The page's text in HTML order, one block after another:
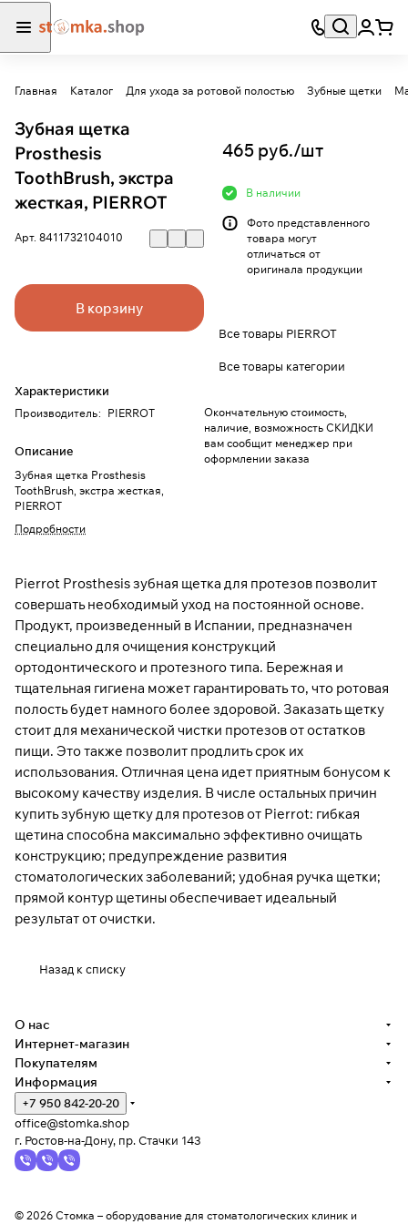
Главная Каталог Для ухода за ротовой полостью Зубные щетки
Зубная щетка
Prosthesis
ToothBrush, экстра
жесткая, PIERROT
Арт. 8411732104010
В корзину
Характеристики
Производитель: PIERROT
Описание
Зубная щетка Prosthesis
ToothBrush, экстра жесткая,
PIERROT
Подробности
465 руб./шт
В наличии
Фото представленного
товара могут
отличаться от
оригинала продукции
Все товары PIERROT
Все товары категории
Окончательную стоимость,
наличие, возможность СКИДКИ
вам сообщит менеджер при
оформлении заказа
Pierrot Prosthesis зубная щетка для протезов позволит
совершать необходимый уход на постоянной основе.
Продукт, произведенный в Испании, предназначен
специально для очищения конструкций
ортодонтического и протезного типа. Бережная и
тщательная гигиена может гарантировать то, что ротовая
полость будет намного более здоровой. Заказать щетку
стоит для механической чистки протезов от остатков
пищи. Это также позволит продлить срок их
использования. Отличная цена идет приятным бонусом к
высокому качеству изделия. В числе остальных причин
купить зубную щетку для протезов от Pierrot: гибкая
щетина способна максимально эффективно очищать
конструкцию; предупреждение развития
стоматологических заболеваний; удобная ручка щетки;
прямой контур щетины обеспечивает идеальный
результат от очистки.
Назад к списку
О нас
Интернет-магазин
Покупателям
Информация
+7 950 842-20-20
office@stomka.shop
г. Ростов-на-Дону, пр. Стачки 143
© 2026 Стомка – оборудование для стоматологических клиник и